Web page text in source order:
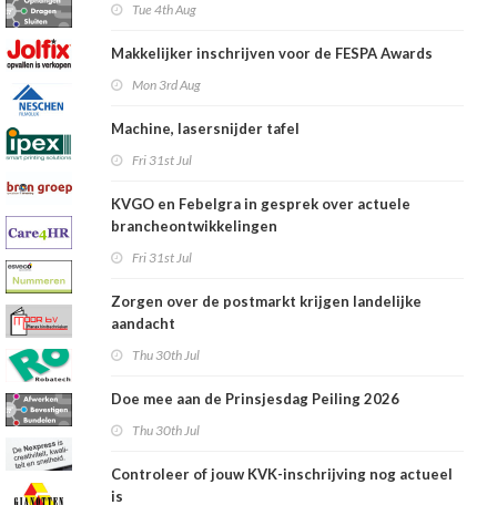
Tue 4th Aug
Makkelijker inschrijven voor de FESPA Awards
Mon 3rd Aug
Machine, lasersnijder tafel
Fri 31st Jul
KVGO en Febelgra in gesprek over actuele
brancheontwikkelingen
Fri 31st Jul
Zorgen over de postmarkt krijgen landelijke
aandacht
Thu 30th Jul
Doe mee aan de Prinsjesdag Peiling 2026
Thu 30th Jul
Controleer of jouw KVK-inschrijving nog actueel
is